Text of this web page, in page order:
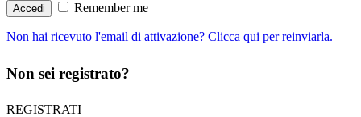
Remember me
Non hai ricevuto l'email di attivazione? Clicca qui per reinviarla.
Non sei registrato?
REGISTRATI